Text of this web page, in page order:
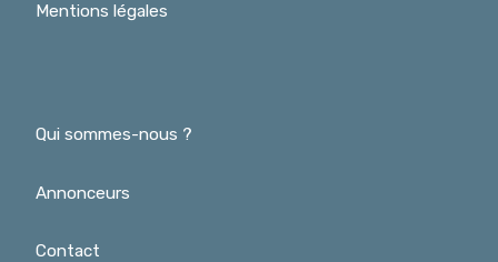
Mentions légales
Qui sommes-nous ?
Annonceurs
Contact